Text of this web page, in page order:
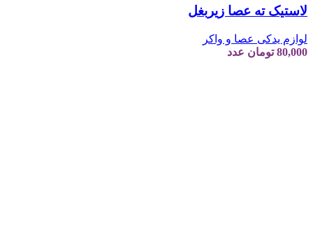
لاستیک ته عصا زیربغل
لوازم یدکی عصا و واکر
80,000 تومان عدد